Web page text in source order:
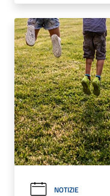
NOTIZIE